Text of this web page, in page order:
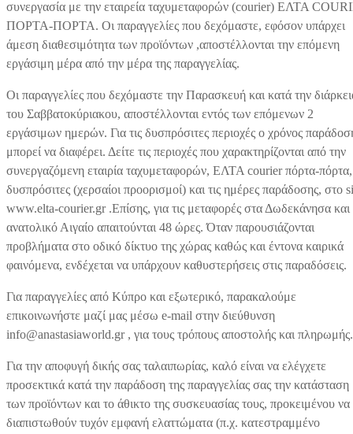
συνεργασία με την εταιρεία ταχυμεταφορών (courier) EΛΤΑ
ΠΟΡΤΑ-ΠΟΡΤΑ. Οι παραγγελίες που δεχόμαστε, εφόσον υπάρχει
άμεση διαθεσιμότητα των προϊόντων ,αποστέλλονται την επόμενη
εργάσιμη μέρα από την μέρα της παραγγελίας.
Οι παραγγελίες που δεχόμαστε την Παρασκευή και κατά την
του Σαββατοκύριακου, αποστέλλονται εντός των επόμενων 2
εργάσιμων ημερών. Για τις δυσπρόσιτες περιοχές ο χρόνος
μπορεί να διαφέρει. Δείτε τις περιοχές που χαρακτηρίζονται από την
συνεργαζόμενη εταιρία ταχυμεταφορών, ΕΛΤΑ courier πόρτα-
δυσπρόσιτες (χερσαίοι προορισμοί) και τις ημέρες παράδοσης, στο
www.elta-courier.gr .Επίσης, για τις μεταφορές στα Δωδεκάνησα και
ανατολικό Αιγαίο απαιτούνται 48 ώρες. Όταν παρουσιάζονται
προβλήματα στο οδικό δίκτυο της χώρας καθώς και έντονα καιρικά
φαινόμενα, ενδέχεται να υπάρχουν καθυστερήσεις στις παραδόσεις.
Για παραγγελίες από Κύπρο και εξωτερικό, παρακαλούμε
επικοινωνήστε μαζί μας μέσω e-mail στην διεύθυνση
info@anastasiaworld.gr , για τους τρόπους αποστολής και πληρωμής.
Για την αποφυγή δικής σας ταλαιπωρίας, καλό είναι να ελέγχετε
προσεκτικά κατά την παράδοση της παραγγελίας σας την κατάσταση
των προϊόντων και το άθικτο της συσκευασίας τους, προκειμένου να
διαπιστωθούν τυχόν εμφανή ελαττώματα (π.χ. κατεστραμμένο